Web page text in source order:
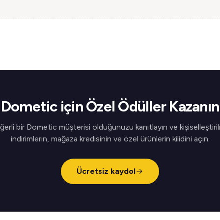
Dometic için Özel Ödüller Kazanın
bir Dometic müşterisi olduğunuzu kanıtlayın ve
indirimlerin, mağaza kredisinin ve özel ürünlerin kilidini açın.
Ücretsiz kaydol